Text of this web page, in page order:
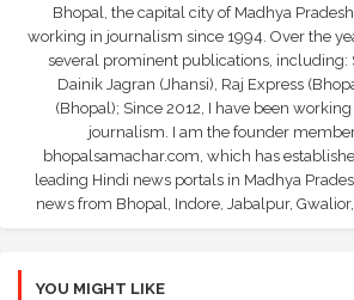
Bhopal, the capital city of Madhya
working in journalism since 1994. Over the
several prominent publications, including:
Dainik Jagran (Jhansi), Raj Express
(Bhopal); Since 2012, I have been
journalism. I am the founder
bhopalsamachar.com, which has
leading Hindi news portals in Madhya
news from Bhopal, Indore, Jabalpur,
YOU MIGHT LIKE